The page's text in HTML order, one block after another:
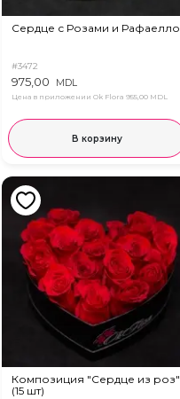
Сердце с Розами и Рафаелло
#3472
975,00 MDL
Цена в приложении Ok Flora 955,00 MDL
В корзину
Композиция "Сердце из роз"
(15 шт)